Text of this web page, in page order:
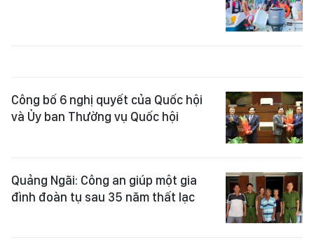
Công bố 6 nghị quyết của Quốc hội
và Ủy ban Thường vụ Quốc hội
Quảng Ngãi: Công an giúp một gia
đình đoàn tụ sau 35 năm thất lạc